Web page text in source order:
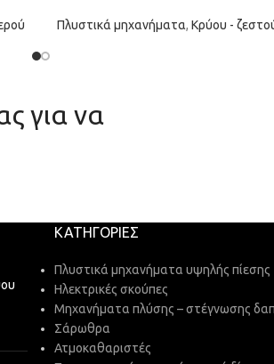
Πλυστικά μηχανήματα, Κρύου -
για να
ΚΑΤΗΓΟΡΊΕΣ
Πλυστικά μηχανήματα υψηλής πίεσης
Ηλεκτρικές σκούπες
Μηχανήματα πλύσης – στέγνωσης
Σάρωθρα
Ατμοκαθαριστές